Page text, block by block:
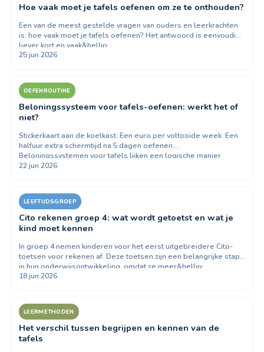
Hoe vaak moet je tafels oefenen om ze te onthouden?
Een van de meest gestelde vragen van ouders en leerkrachten
is: hoe vaak moet je tafels oefenen? Het antwoord is eenvoudig:
liever kort en vaak&hellip;
25 jun 2026
OEFENROUTINE
Beloningssysteem voor tafels-oefenen: werkt het of
niet?
Stickerkaart aan de koelkast. Een euro per voltooide week. Een
halfuur extra schermtijd na 5 dagen oefenen.
Beloningssystemen voor tafels lijken een logische manier
om&hellip;
22 jun 2026
LEEFTIJDSGROEP
Cito rekenen groep 4: wat wordt getoetst en wat je
kind moet kennen
In groep 4 nemen kinderen voor het eerst uitgebreidere Cito-
toetsen voor rekenen af. Deze toetsen zijn een belangrijke stap
in hun onderwijsontwikkeling, omdat ze meer&hellip;
18 jun 2026
LEERMETHODEN
Het verschil tussen begrijpen en kennen van de
tafels